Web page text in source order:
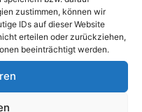
zustimmen, können wir
IDs auf dieser Website
erteilen oder zurückziehen,
beeinträchtigt werden.